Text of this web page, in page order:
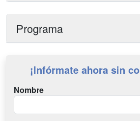
Programa
¡Infórmate ahora sin
Nombre